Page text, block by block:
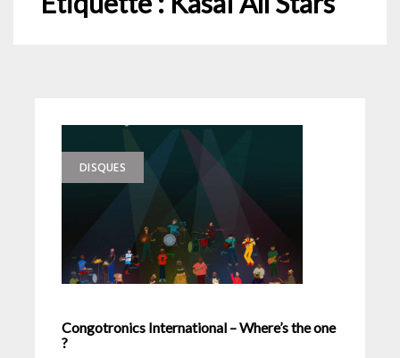
DISQUES
Congotronics International – Where’s the one
?